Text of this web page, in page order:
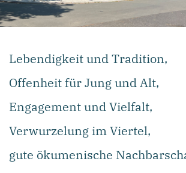
Lebendigkeit und Tradition,
Offenheit für Jung und Alt,
Engagement und Vielfalt,
Verwurzelung im Viertel,
gute ökumenische